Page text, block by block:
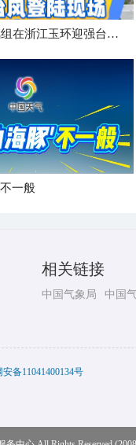
中国天气追风组在浙江玉环迎强台风“白海豚”登陆
一般
相关链接
中国气象局 中国
备11041400134号